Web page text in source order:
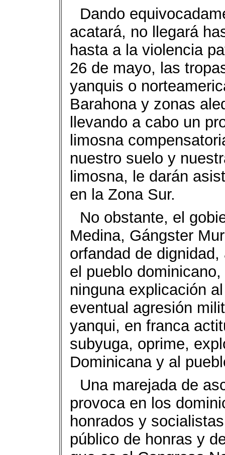
Dando
acatará, no llegará
hasta a la violencia
26 de mayo, las
yanquis o
Barahona y zonas
llevando a cabo un
limosna
nuestro suelo y
limosna, le darán
en la Zona Sur.
No obstante, el
Medina, Gángster
orfandad de
el pueblo
ninguna explicación
eventual agresión
yanqui, en franca
subyuga, oprime,
Dominicana y al
Una marejada de
provoca en los
honrados y
público de honras y